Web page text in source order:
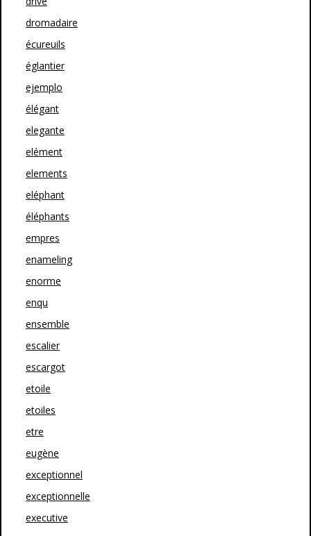
dromadaire
écureuils
églantier
ejemplo
élégant
elegante
elément
elements
eléphant
éléphants
empres
enameling
enorme
enqu
ensemble
escalier
escargot
etoile
etoiles
etre
eugène
exceptionnel
exceptionnelle
executive